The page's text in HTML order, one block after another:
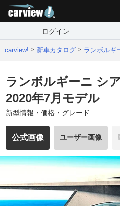
ログイン
carview! 新車カタログ ランボルギ
ランボルギーニ シ
2020年7月モデル
新型情報・価格・グレード
公式画像 ユーザー画像